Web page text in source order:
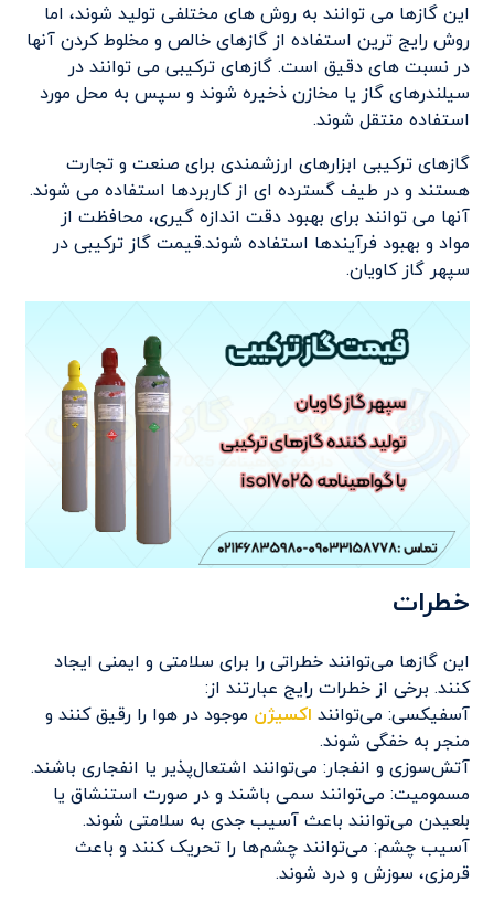
این گازها می توانند به روش های مختلفی تولید شوند، اما
روش رایج ترین استفاده از گازهای خالص و مخلوط کردن آنها
در نسبت های دقیق است. گازهای ترکیبی می توانند در
سیلندرهای گاز یا مخازن ذخیره شوند و سپس به محل مورد
استفاده منتقل شوند.
گازهای ترکیبی ابزارهای ارزشمندی برای صنعت و تجارت
هستند و در طیف گسترده ای از کاربردها استفاده می شوند.
آنها می توانند برای بهبود دقت اندازه گیری، محافظت از
مواد و بهبود فرآیندها استفاده شوند.قیمت گاز ترکیبی در
سپهر گاز کاویان.
خطرات
این گازها می‌توانند خطراتی را برای سلامتی و ایمنی ایجاد
کنند. برخی از خطرات رایج عبارتند از:
آسفیکسی: می‌توانند اکسیژن موجود در هوا را رقیق کنند و
منجر به خفگی شوند.
آتش‌سوزی و انفجار: می‌توانند اشتعال‌پذیر یا انفجاری باشند.
مسمومیت: می‌توانند سمی باشند و در صورت استنشاق یا
بلعیدن می‌توانند باعث آسیب جدی به سلامتی شوند.
آسیب چشم: می‌توانند چشم‌ها را تحریک کنند و باعث
قرمزی، سوزش و درد شوند.